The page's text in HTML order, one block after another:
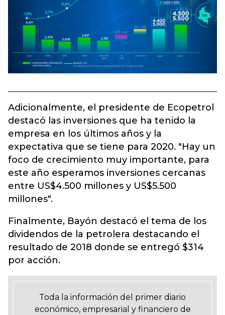
Adicionalmente, el presidente de Ecopetrol
destacó las inversiones que ha tenido la
empresa en los últimos años y la
expectativa que se tiene para 2020. "Hay un
foco de crecimiento muy importante, para
este año esperamos inversiones cercanas
entre US$4.500 millones y US$5.500
millones".
Finalmente, Bayón destacó el tema de los
dividendos de la petrolera destacando el
resultado de 2018 donde se entregó $314
por acción.
Toda la información del primer diario
económico, empresarial y financiero de